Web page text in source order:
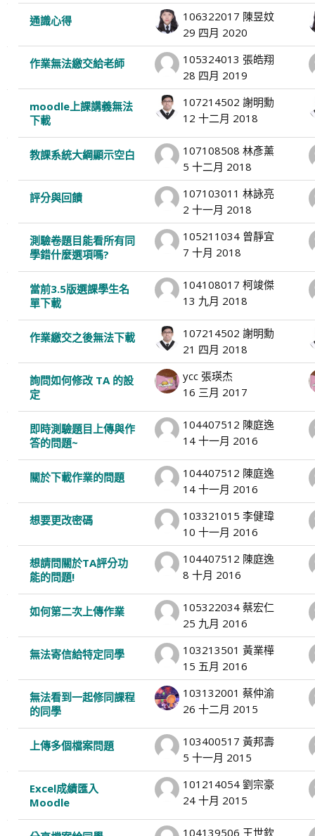
通識心得
106322017 陳昱妏
29 四月 2020
作業無法繳交給老師
105324013 張皓翔
28 四月 2019
moodle上課講義無法
下載
107214502 謝明勳
12 十二月 2018
教課系統大綱顯示空白
107108508 林彥薰
5 十二月 2018
評分與回饋
107103011 林詠亮
2 十一月 2018
測驗卷題目能看所有同
學錯什麼選項嗎?
105211034 曾靜宜
7 十月 2018
當前3.5版選課學生名
單下載
104108017 柯竣傑
13 九月 2018
作業繳交之後無法下載
107214502 謝明勳
21 四月 2018
詢問如何修改 TA 的設
定
ycc 張瑛杰
16 三月 2017
即時測驗題目上傳與作
答的問題~
104407512 陳庭逸
14 十一月 2016
關於下載作業的問題
104407512 陳庭逸
14 十一月 2016
想要更改密碼
103321015 李健瑋
10 十一月 2016
想請問關於TA評分功
能的問題!
104407512 陳庭逸
8 十月 2016
如何第二次上傳作業
105322034 蔡宏仁
25 九月 2016
無法寄信給特定同學
103213501 黃業樺
15 五月 2016
無法看到一起修同課程
的同學
103132001 蔡仲渝
26 十二月 2015
上傳多個檔案問題
103400517 黃邦壽
5 十一月 2015
Excel成績匯入
Moodle
101214054 劉宗豪
24 十月 2015
104139506 王世欽